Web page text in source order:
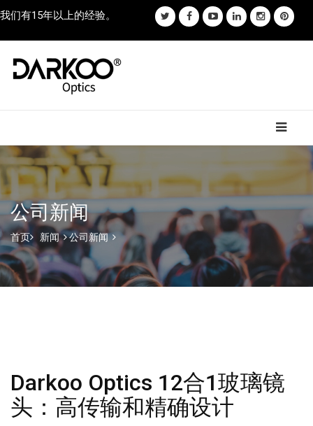
我们有15年以上的经验。
公司新闻
首页 新闻 公司新闻
Darkoo Optics 12合1玻璃镜
头：高传输和精确设计